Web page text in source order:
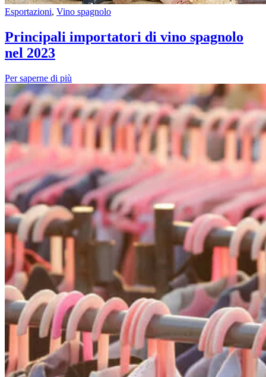
Esportazioni, Vino spagnolo
Principali importatori di vino spagnolo
nel 2023
Per saperne di più